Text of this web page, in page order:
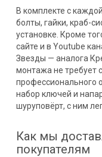
В комплекте с
болты, гайки, краб-
установке. Кроме
сайте и в Youtube
Звезды — аналога
монтажа не требует
профессионального
набор ключей и
шуруповёрт, с ним
Как мы
покупателям